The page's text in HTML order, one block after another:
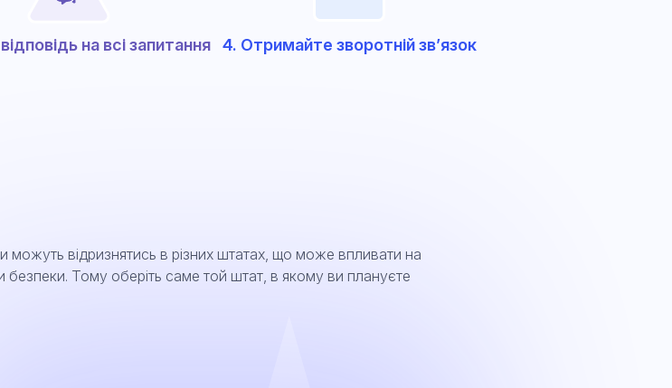
на всі запитання 4. Отримайте зворотній зв’язок
відризнятись в різних штатах, що може впливати на
безпеки. Тому оберіть саме той штат, в якому ви плануєте